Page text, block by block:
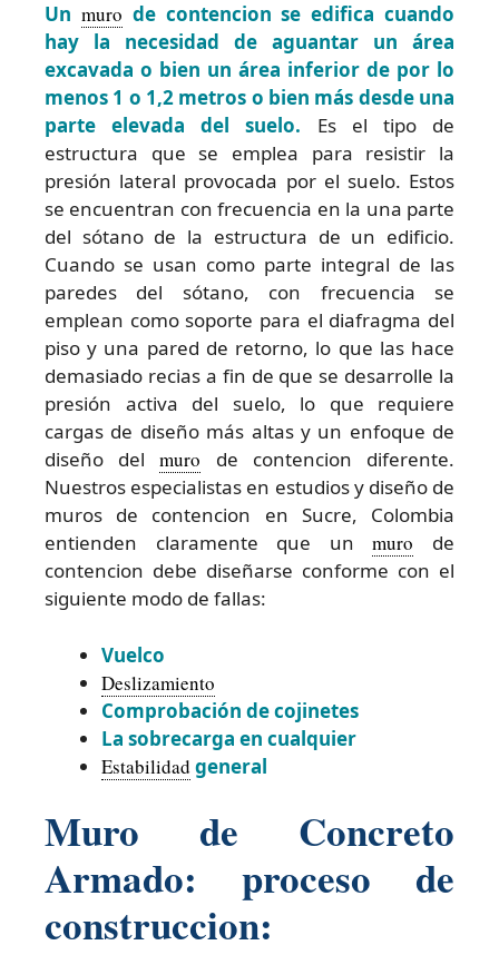
Un muro de contencion se edifica cuando
hay la necesidad de aguantar un área
excavada o bien un área inferior de por lo
menos 1 o 1,2 metros o bien más desde una
parte elevada del suelo. Es el tipo de
estructura que se emplea para resistir la
presión lateral provocada por el suelo. Estos
se encuentran con frecuencia en la una parte
del sótano de la estructura de un edificio.
Cuando se usan como parte integral de las
paredes del sótano, con frecuencia se
emplean como soporte para el diafragma del
piso y una pared de retorno, lo que las hace
demasiado recias a fin de que se desarrolle la
presión activa del suelo, lo que requiere
cargas de diseño más altas y un enfoque de
diseño delmuro de contencion diferente.
Nuestros especialistas en estudios y diseño de
muros de contencion en Sucre, Colombia
entienden claramente que unmuro de
contencion debe diseñarse conforme con el
siguiente modo de fallas:
Vuelco
Deslizamiento
Comprobación de cojinetes
La sobrecarga en cualquier
Estabilidad general
Muro de Concreto
Armado: proceso de
construccion: